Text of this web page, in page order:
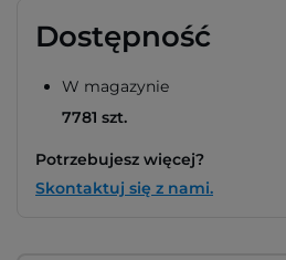
Dostępność
W magazynie
7781 szt.
Potrzebujesz więcej?
Skontaktuj się z nami.